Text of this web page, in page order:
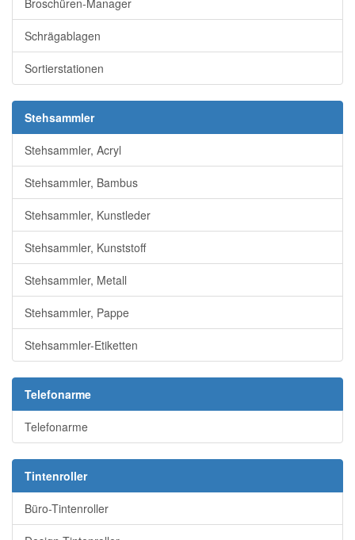
Broschüren-Manager
Schrägablagen
Sortierstationen
Stehsammler
Stehsammler, Acryl
Stehsammler, Bambus
Stehsammler, Kunstleder
Stehsammler, Kunststoff
Stehsammler, Metall
Stehsammler, Pappe
Stehsammler-Etiketten
Telefonarme
Telefonarme
Tintenroller
Büro-Tintenroller